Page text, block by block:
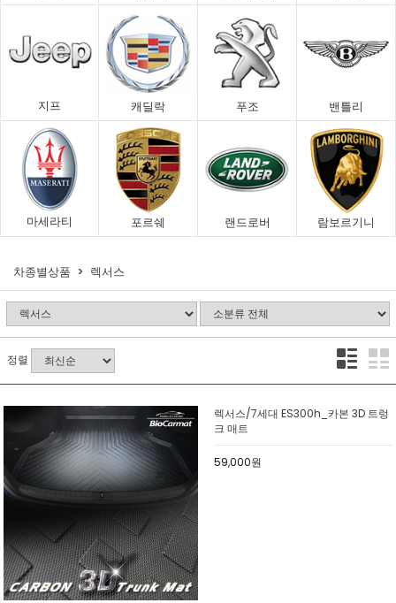
지프 캐딜락 푸조 밴틀리
마세라티 포르쉐 랜드로버 람보르기니
차종별상품 렉서스
정렬
렉서스/7세대 ES300h_카본 3D 트렁
크 매트
59,000원